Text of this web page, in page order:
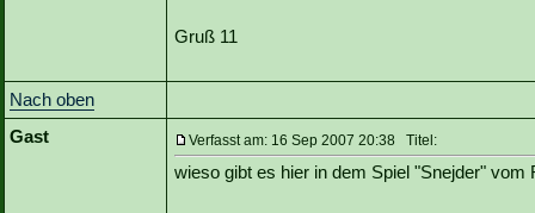
Gruß 11
Nach oben
Gast
Verfasst am: 16 Sep 2007 20:38 Titel:
wieso gibt es hier in dem Spiel "Snejder" vom